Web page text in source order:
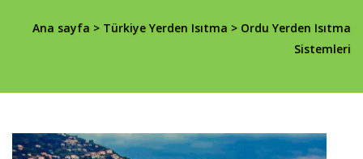
Ana sayfa > Türkiye Yerden Isıtma > Ordu Yerden Isıtma
Sistemleri